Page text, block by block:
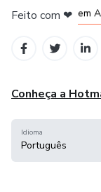
Feito com ❤ em
Conheça a
Idioma
Português